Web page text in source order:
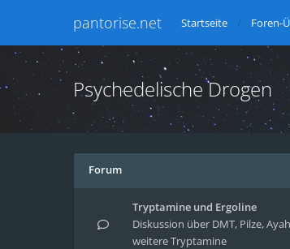
pantorise.net Startseite Foren-
Psychedelische Drogen
Forum
Tryptamine und Ergoline
Diskussion über DMT, Pilze,
weitere Tryptamine